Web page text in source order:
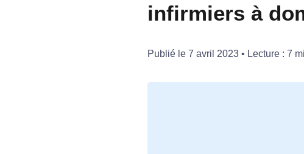
infirmiers à
Publié le7 avril 2023 • Lecture :7